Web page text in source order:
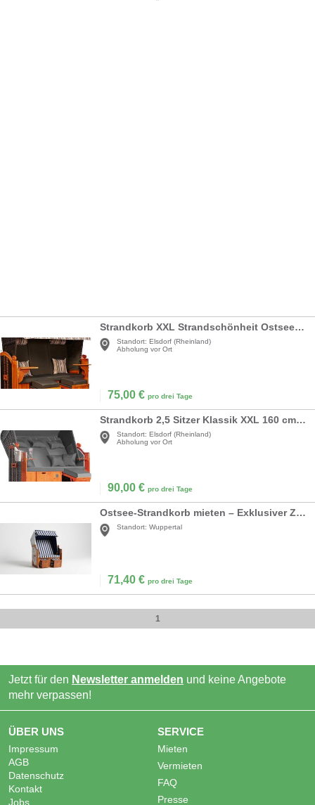
Strandkorb XXL Strandschönheit Ostsee XXL 2,5-Sitzer anthrazit olive Perfekt für Strand Camping
Standort: Elsdorf (Rheinland)
Abholung vor Ort
75,00 € pro drei Tage
Strandkorb 2,5 Sitzer Klassik XXL 160 cm breit Volllieger Strandkorbrollen Strand Campingplatz
Standort: Elsdorf (Rheinland)
Abholung vor Ort
90,00 € pro drei Tage
Ostsee-Strandkorb mieten – Exklusiver Zweisitzer mit Fußstützen für Events
Standort: Wuppertal
71,40 € pro drei Tage
1
Jetzt für den Newsletter anmelden und keine Angebote
mehr verpassen!
ÜBER UNS
Impressum
AGB
Datenschutz
Kontakt
Jobs
SERVICE
Mieten
Vermieten
FAQ
Presse